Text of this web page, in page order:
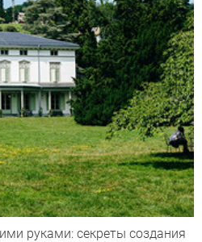
руками: секреты создания